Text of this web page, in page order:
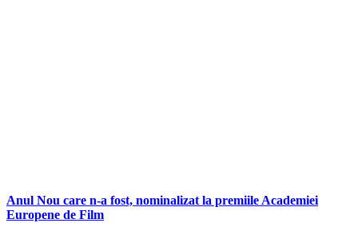
Anul Nou care n-a fost, nominalizat la premiile Academiei
Europene de Film